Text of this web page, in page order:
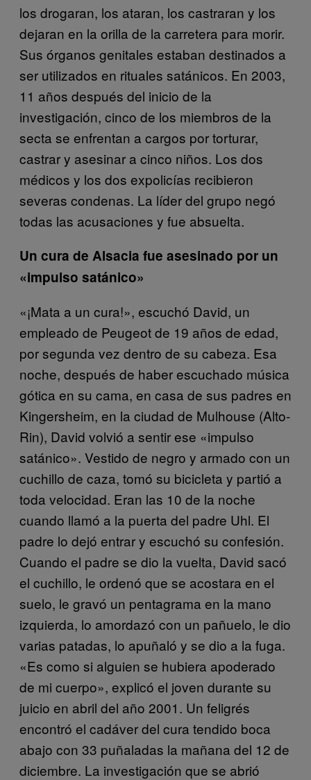
los drogaran, los ataran, los castraran y los
dejaran en la orilla de la carretera para morir.
Sus órganos genitales estaban destinados a
ser utilizados en rituales satánicos. En 2003,
11 años después del inicio de la
investigación, cinco de los miembros de la
secta se enfrentan a cargos por torturar,
castrar y asesinar a cinco niños. Los dos
médicos y los dos expolicías recibieron
severas condenas. La líder del grupo negó
todas las acusaciones y fue absuelta.
Un cura de Alsacia fue asesinado por un
«impulso satánico»
«¡Mata a un cura!», escuchó David, un
empleado de Peugeot de 19 años de edad,
por segunda vez dentro de su cabeza. Esa
noche, después de haber escuchado música
gótica en su cama, en casa de sus padres en
Kingersheim, en la ciudad de Mulhouse (Alto-
Rin), David volvió a sentir ese «impulso
satánico». Vestido de negro y armado con un
cuchillo de caza, tomó su bicicleta y partió a
toda velocidad. Eran las 10 de la noche
cuando llamó a la puerta del padre Uhl. El
padre lo dejó entrar y escuchó su confesión.
Cuando el padre se dio la vuelta, David sacó
el cuchillo, le ordenó que se acostara en el
suelo, le gravó un pentagrama en la mano
izquierda, lo amordazó con un pañuelo, le dio
varias patadas, lo apuñaló y se dio a la fuga.
«Es como si alguien se hubiera apoderado
de mi cuerpo», explicó el joven durante su
juicio en abril del año 2001. Un feligrés
encontró el cadáver del cura tendido boca
abajo con 33 puñaladas la mañana del 12 de
diciembre. La investigación que se abrió